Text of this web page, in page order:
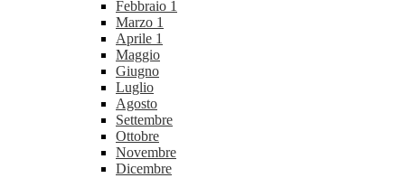
Febbraio 1
Marzo 1
Aprile 1
Maggio
Giugno
Luglio
Agosto
Settembre
Ottobre
Novembre
Dicembre